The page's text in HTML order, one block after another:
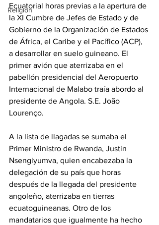
Religión
Ecuatorial horas previas a la apertura de
la XI Cumbre de Jefes de Estado y de
Gobierno de la Organización de Estados
de África, el Caribe y el Pacífico (ACP),
a desarrollar en suelo guineano. El
primer avión que aterrizaba en el
pabellón presidencial del Aeropuerto
Internacional de Malabo traía abordo al
presidente de Angola. S.E. João
Lourenço.
‎A la lista de llagadas se sumaba el
Primer Ministro de Rwanda, Justin
Nsengiyumva, quien encabezaba la
delegación de su país que horas
después de la llegada del presidente
angoleño, aterrizaba en tierras
ecuatoguineanas. Otro de los
mandatarios que igualmente ha hecho